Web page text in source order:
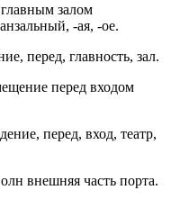
залом
-ая, -ое.
перед, главность, зал.
перед входом
перед, вход, театр,
внешняя часть порта.